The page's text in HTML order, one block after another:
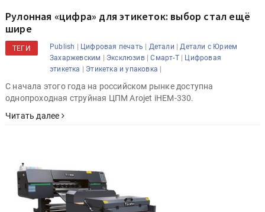
Рулонная «цифра» для этикеток: выбор стал ещё
шире
ТЕГИ Publish | Цифровая печать | Детали | Детали с Юрием
Захаржевским | Эксклюзив|Смарт-Т| Цифровая
этикетка | Этикетка и упаковка |
С начала этого года на российском рынке доступна
однопроходная струйная ЦПМ Arojet iHEM-330.
Читать далее